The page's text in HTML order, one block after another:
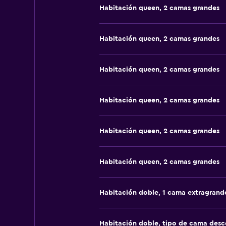
Habitación queen, 2 camas grandes
Habitación queen, 2 camas grandes
Habitación queen, 2 camas grandes
Habitación queen, 2 camas grandes
Habitación queen, 2 camas grandes
Habitación queen, 2 camas grandes
Habitación doble, 1 cama
Habitación doble, tipo de cama